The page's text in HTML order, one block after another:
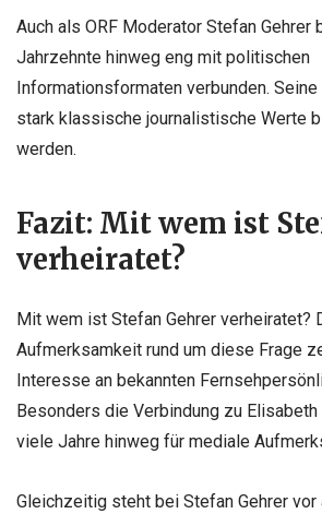
Auch als ORF Moderator Stefan Gehrer
Jahrzehnte hinweg eng mit politischen
Informationsformaten verbunden.
stark klassische journalistische Werte
werden.
Fazit: Mit wem ist
verheiratet?
Mit wem ist Stefan Gehrer verheiratet?
Aufmerksamkeit rund um diese Frage
Interesse an bekannten
Besonders die Verbindung zu
viele Jahre hinweg für mediale
Gleichzeitig steht bei Stefan Gehrer